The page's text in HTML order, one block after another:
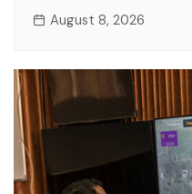
August 8, 2026